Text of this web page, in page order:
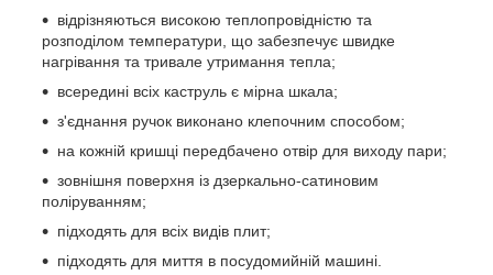
відрізняються високою теплопровідністю та
розподілом температури, що забезпечує швидке
нагрівання та тривале утримання тепла;
всередині всіх каструль є мірна шкала;
з'єднання ручок виконано клепочним способом;
на кожній кришці передбачено отвір для виходу пари;
зовнішня поверхня із дзеркально-сатиновим
поліруванням;
підходять для всіх видів плит;
підходять для миття в посудомийній машині.